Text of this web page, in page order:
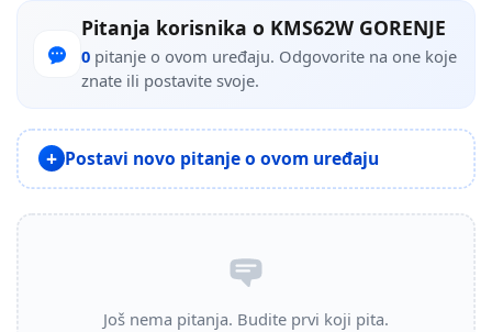
Pitanja korisnika o KMS62W GORENJE
0 pitanje o ovom uređaju. Odgovorite na one koje
znate ili postavite svoje.
Postavi novo pitanje o ovom uređaju
Još nema pitanja. Budite prvi koji pita.